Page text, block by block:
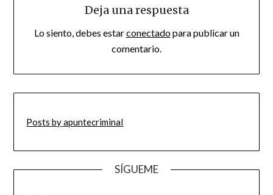
Deja una respuesta
Lo siento, debes estarconectadopara publicar un
comentario.
Posts by apuntecriminal
SÍGUEME